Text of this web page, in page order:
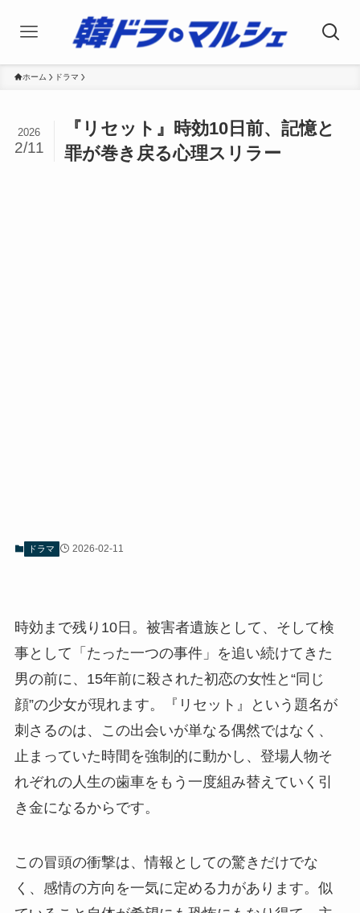
ホーム ドラマ
『リセット』時効10日前、記憶と
罪が巻き戻る心理スリラー
2026
2/11
ドラマ 2026-02-11
時効まで残り10日。被害者遺族として、そして検
事として「たった一つの事件」を追い続けてきた
男の前に、15年前に殺された初恋の女性と“同じ
顔”の少女が現れます。『リセット』という題名が
刺さるのは、この出会いが単なる偶然ではなく、
止まっていた時間を強制的に動かし、登場人物そ
れぞれの人生の歯車をもう一度組み替えていく引
き金になるからです。
この冒頭の衝撃は、情報としての驚きだけでな
く、感情の方向を一気に定める力があります。似